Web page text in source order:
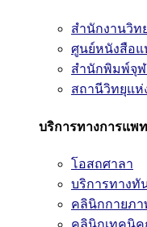
สำนักงานวิท
ศูนย์หนังสือแ
สำนักพิมพ์จุ
สถานีวิทยุแห่
บริการทางการแพ
โอสถศาลา
บริการทางทั
คลินิกกายภา
คลินิกเทคนิ